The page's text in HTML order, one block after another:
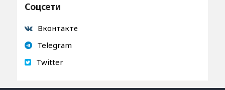
Соцсети
Вконтакте
Telegram
Twitter